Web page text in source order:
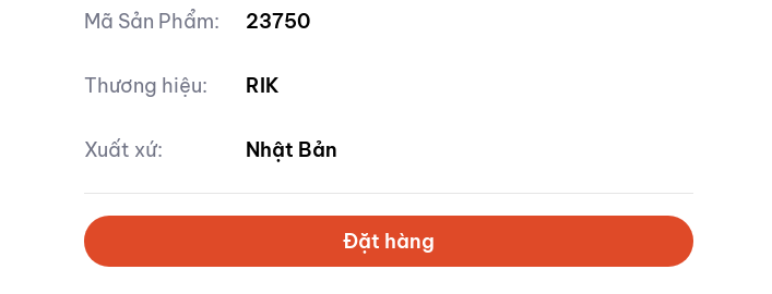
Mã Sản Phẩm: 23750
Thương hiệu: RIK
Xuất xứ: Nhật Bản
Đặt hàng